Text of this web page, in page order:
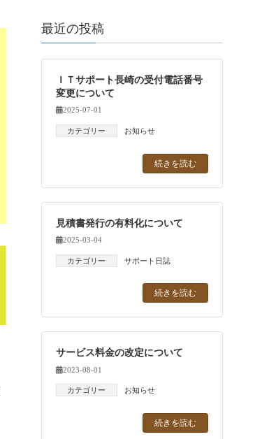
最近の投稿
ＩＴサポート長崎の受付電話番号
変更について
2025-07-01
カテゴリー お知らせ
続きを読む
見積書発行の有料化について
2025-03-04
カテゴリー サポート日誌
続きを読む
サービス料金の改定について
2023-08-01
カテゴリー お知らせ
続きを読む